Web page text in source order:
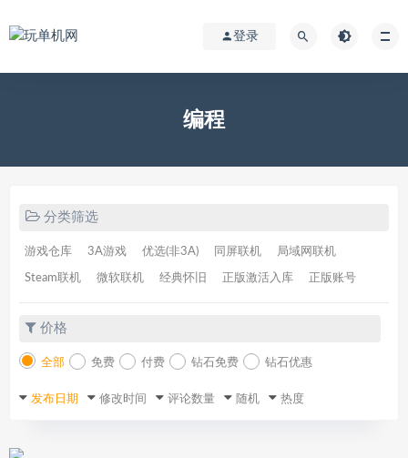
登录
编程
分类筛选
游戏仓库 3A游戏 优选(非3A) 同屏联机 局域网联机
Steam联机 微软联机 经典怀旧 正版激活入库 正版账号
价格
全部 免费 付费 钻石免费 钻石优惠
发布日期 修改时间 评论数量 随机 热度